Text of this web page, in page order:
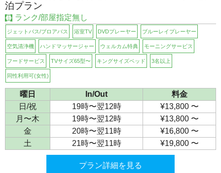
泊プラン
ランク/部屋指定無し
ジェットバス/ブロアバス 浴室TV DVDプレーヤー ブルーレイプレーヤー
空気清浄機 ハンドマッサージャー ウェルカム特典 モーニングサービス
フードサービス TVサイズ65型〜 キングサイズベッド 3名以上
同性利用可(女性)
曜日 In/Out
料金
日/祝
19時〜翌12時
¥13,800 〜
月〜木
19時〜翌12時
¥13,800 〜
金
20時〜翌11時
¥16,800 〜
土
21時〜翌11時 ¥19,800 〜
プラン詳細を見る